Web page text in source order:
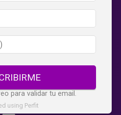
para validar tu email.
using Perfit